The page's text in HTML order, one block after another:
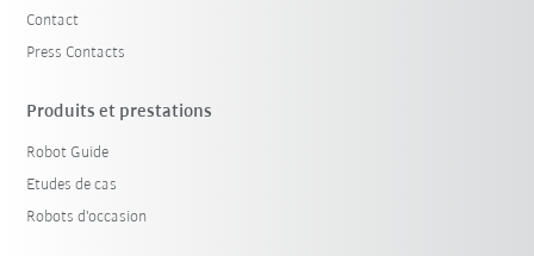
Contact
Press Contacts
Produits et prestations
Robot Guide
Etudes de cas
Robots d'occasion